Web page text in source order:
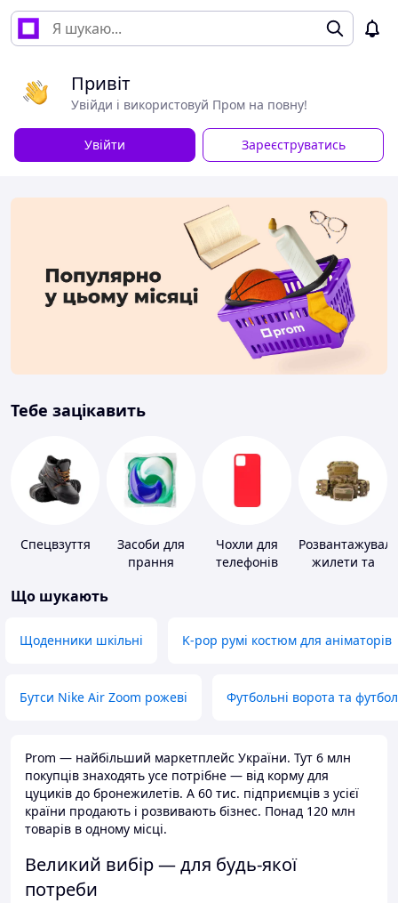
Привіт
Увійди і використовуй Пром на повну!
Увійти Зареєструватись
Тебе зацікавить
Спецвзуття
Засоби для
прання
Чохли для
телефонів
жилети та
Що шукають
Щоденники шкільні K-pop румі костюм для аніматорів
Бутси Nike Air Zoom рожеві Футбольні ворота та
Prom — найбільший маркетплейс України. Тут 6 млн
покупців знаходять усе потрібне — від корму для
цуциків до бронежилетів. А 60 тис. підприємців з усієї
країни продають і розвивають бізнес. Понад 120 млн
товарів в одному місці.
Великий вибір — для будь-якої
потреби